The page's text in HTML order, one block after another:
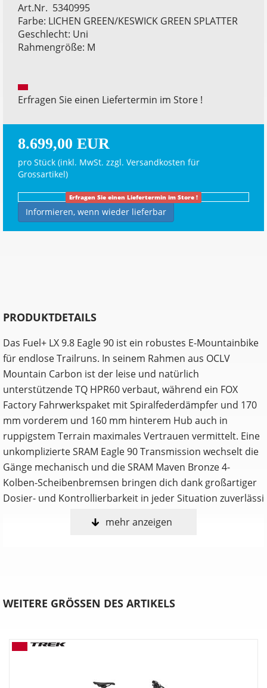
Art.Nr. 5340995
Farbe: LICHEN GREEN/KESWICK GREEN SPLATTER
Geschlecht: Uni
Rahmengröße: M
Erfragen Sie einen Liefertermin im Store !
8.699,00 EUR
pro Stück (inkl. MwSt. zzgl. Versandkosten für
Grossartikel)
Erfragen Sie einen Liefertermin im Store !
Informieren, wenn wieder lieferbar
PRODUKTDETAILS
Das Fuel+ LX 9.8 Eagle 90 ist ein robustes E-Mountainbike
für endlose Trailruns. In seinem Rahmen aus OCLV
Mountain Carbon ist der leise und natürlich
unterstützende TQ HPR60 verbaut, während ein FOX
Factory Fahrwerkspaket mit Spiralfederdämpfer und 170
mm vorderem und 160 mm hinterem Hub auch in
ruppigstem Terrain maximales Vertrauen vermittelt. Eine
unkomplizierte SRAM Eagle 90 Transmission wechselt die
Gänge mechanisch und die SRAM Maven Bronze 4-
Kolben-Scheibenbremsen bringen dich dank großartiger
Dosier- und Kontrollierbarkeit in jeder Situation zuverlässi
Anpassen, shredden, wiederholen
des MX oder die schluckfreudige Downhill-Performance
Verstellbare Progression
unverändertem Ansprechverhalten auf kleine Stöße?
mehr anzeigen
WEITERE GRÖSSEN DES ARTIKELS